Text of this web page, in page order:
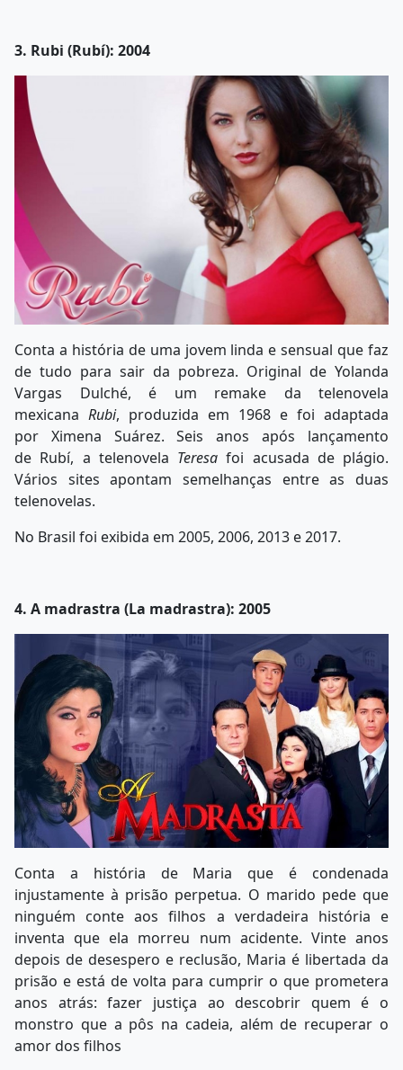
3. Rubi (Rubí): 2004
Conta a história de uma jovem linda e sensual que faz
de tudo para sair da pobreza. Original de Yolanda
Vargas Dulché, é um remake da telenovela
mexicana Rubi, produzida em 1968 e foi adaptada
por Ximena Suárez. Seis anos após lançamento
de Rubí, a telenovela Teresa foi acusada de plágio.
Vários sites apontam semelhanças entre as duas
telenovelas.
No Brasil foi exibida em 2005, 2006, 2013 e 2017.
4. A madrastra (La madrastra): 2005
Conta a história de Maria que é condenada
injustamente à prisão perpetua. O marido pede que
ninguém conte aos filhos a verdadeira história e
inventa que ela morreu num acidente. Vinte anos
depois de desespero e reclusão, Maria é libertada da
prisão e está de volta para cumprir o que prometera
anos atrás: fazer justiça ao descobrir quem é o
monstro que a pôs na cadeia, além de recuperar o
amor dos filhos